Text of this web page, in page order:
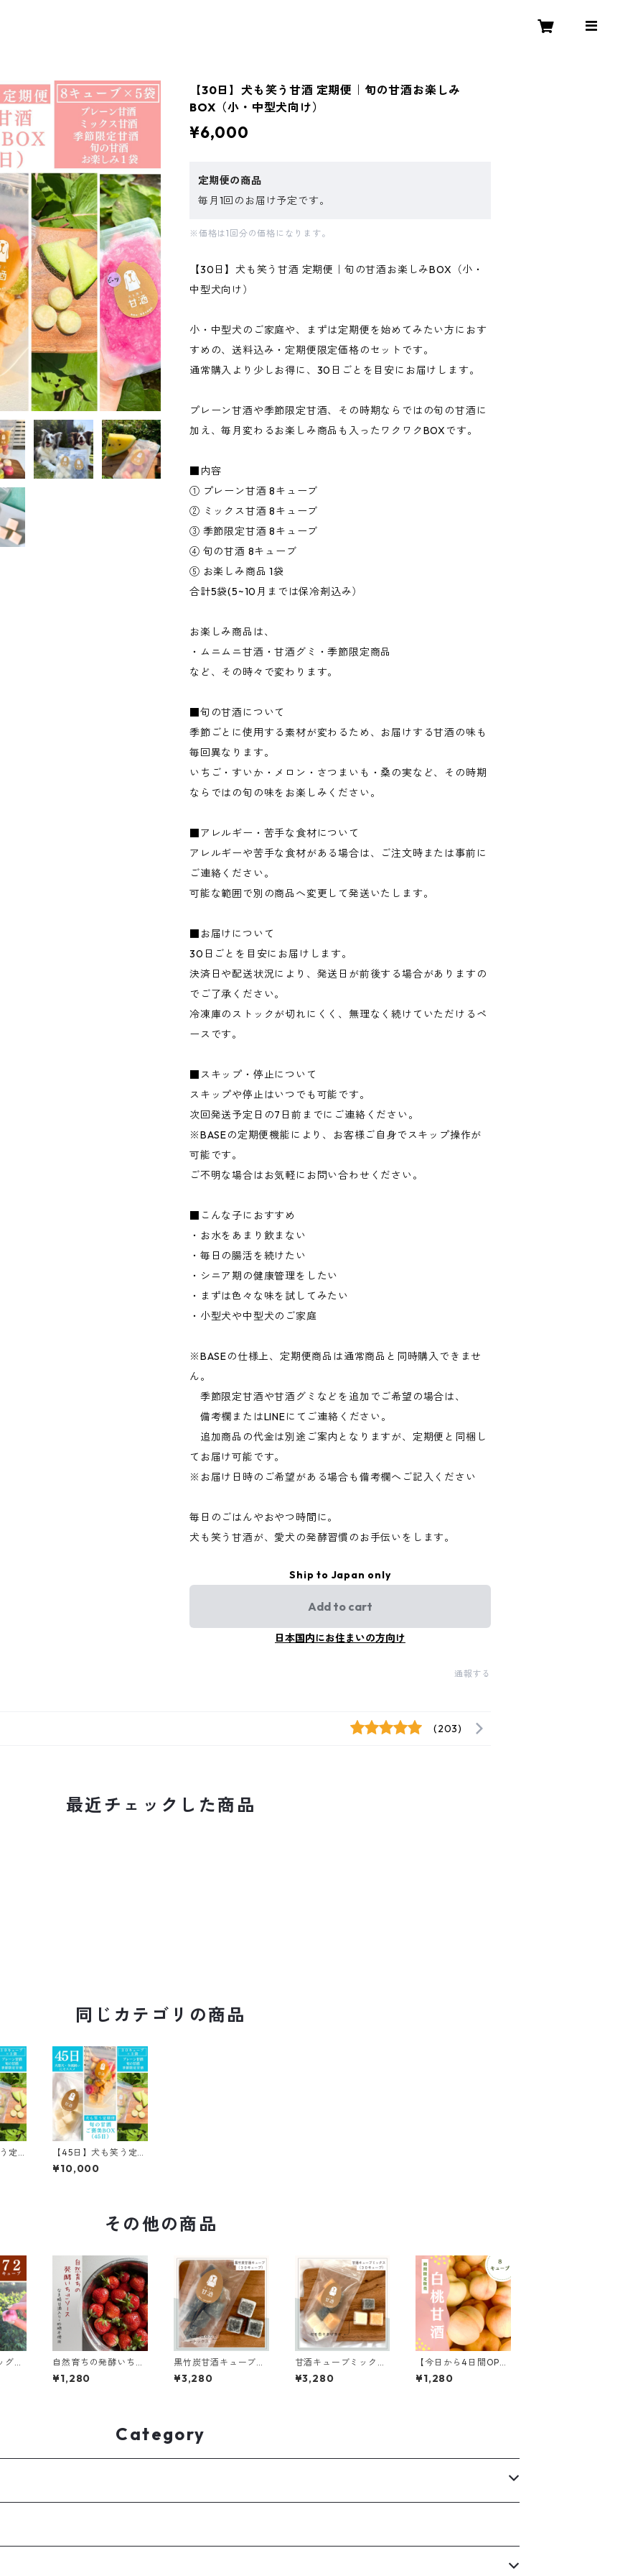
【30日】犬も笑う甘酒 定期便｜旬の甘酒お楽しみ
BOX（小・中型犬向け）
¥6,000
定期便の商品
毎月1回のお届け予定です。
※価格は1回分の価格になります。
【30日】犬も笑う甘酒 定期便｜旬の甘酒お楽しみBOX（小・
中型犬向け）
小・中型犬のご家庭や、まずは定期便を始めてみたい方におす
すめの、送料込み・定期便限定価格のセットです。
通常購入より少しお得に、30日ごとを目安にお届けします。
プレーン甘酒や季節限定甘酒、その時期ならではの旬の甘酒に
加え、毎月変わるお楽しみ商品も入ったワクワクBOXです。
■内容
① プレーン甘酒 8キューブ
② ミックス甘酒 8キューブ
③ 季節限定甘酒 8キューブ
④ 旬の甘酒 8キューブ
⑤ お楽しみ商品 1袋
合計5袋(5~10月までは保冷剤込み）
お楽しみ商品は、
・ムニムニ甘酒・甘酒グミ・季節限定商品
など、その時々で変わります。
■旬の甘酒について
季節ごとに使用する素材が変わるため、お届けする甘酒の味も
毎回異なります。
いちご・すいか・メロン・さつまいも・桑の実など、その時期
ならではの旬の味をお楽しみください。
■アレルギー・苦手な食材について
アレルギーや苦手な食材がある場合は、ご注文時または事前に
ご連絡ください。
可能な範囲で別の商品へ変更して発送いたします。
■お届けについて
30日ごとを目安にお届けします。
決済日や配送状況により、発送日が前後する場合がありますの
でご了承ください。
冷凍庫のストックが切れにくく、無理なく続けていただけるペ
ースです。
■スキップ・停止について
スキップや停止はいつでも可能です。
次回発送予定日の7日前までにご連絡ください。
※BASEの定期便機能により、お客様ご自身でスキップ操作が
可能です。
ご不明な場合はお気軽にお問い合わせください。
■こんな子におすすめ
・お水をあまり飲まない
・毎日の腸活を続けたい
・シニア期の健康管理をしたい
・まずは色々な味を試してみたい
・小型犬や中型犬のご家庭
※BASEの仕様上、定期便商品は通常商品と同時購入できませ
ん。
季節限定甘酒や甘酒グミなどを追加でご希望の場合は、
備考欄またはLINEにてご連絡ください。
追加商品の代金は別途ご案内となりますが、定期便と同梱し
てお届け可能です。
※お届け日時のご希望がある場合も備考欄へご記入ください
毎日のごはんやおやつ時間に。
犬も笑う甘酒が、愛犬の発酵習慣のお手伝いをします。
Ship to Japan only
Add to cart
日本国内にお住まいの方向け
通報する
(203)
最近チェックした商品
同じカテゴリの商品
定
【45日】犬も笑う定期
便｜旬の甘酒ご褒美B
OX（大型犬・多頭飼
¥10,000
その他の商品
グ
自然育ちの発酵いちご
ソース〜なま糀甘酒入
り・砂糖不使用〜
¥1,280
黒竹炭甘酒キューブ
【30キューブ入り】
¥3,280
甘酒キューブミックス
(中身は季節により変
化)【30キューブ入
¥3,280
【今日から4日間OPE
N】季節限定・白桃甘
酒（8キューブ）
¥1,280
Category